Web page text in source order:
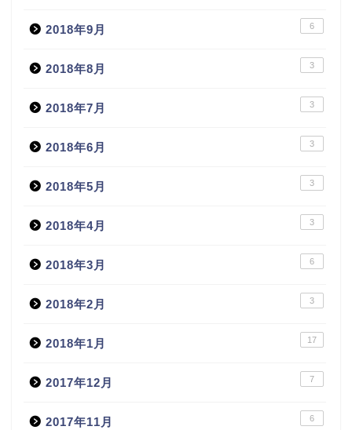
2018年9月 6
2018年8月 3
2018年7月 3
2018年6月 3
2018年5月 3
2018年4月 3
2018年3月 6
2018年2月 3
2018年1月 17
2017年12月 7
2017年11月 6